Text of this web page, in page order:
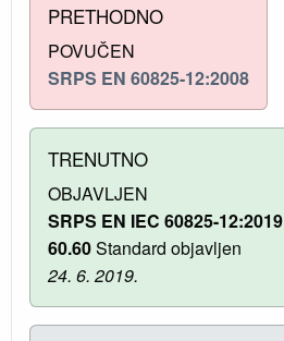
PRETHODNO
POVUČEN
SRPS EN 60825-12:2008
TRENUTNO
OBJAVLJEN
SRPS EN IEC 60825-12:2019
60.60Standard objavljen
24. 6. 2019.